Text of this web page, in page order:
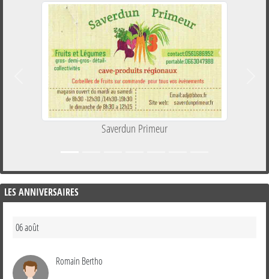
Saverdun Primeur
LES ANNIVERSAIRES
06 août
Romain Bertho